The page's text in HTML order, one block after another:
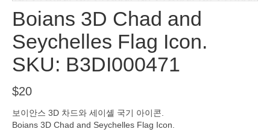
Boians 3D Chad and
Seychelles Flag Icon.
SKU: B3DI000471
$20
보이안스 3D 차드와 세이셸 국기 아이콘.
Boians 3D Chad and Seychelles Flag Icon.